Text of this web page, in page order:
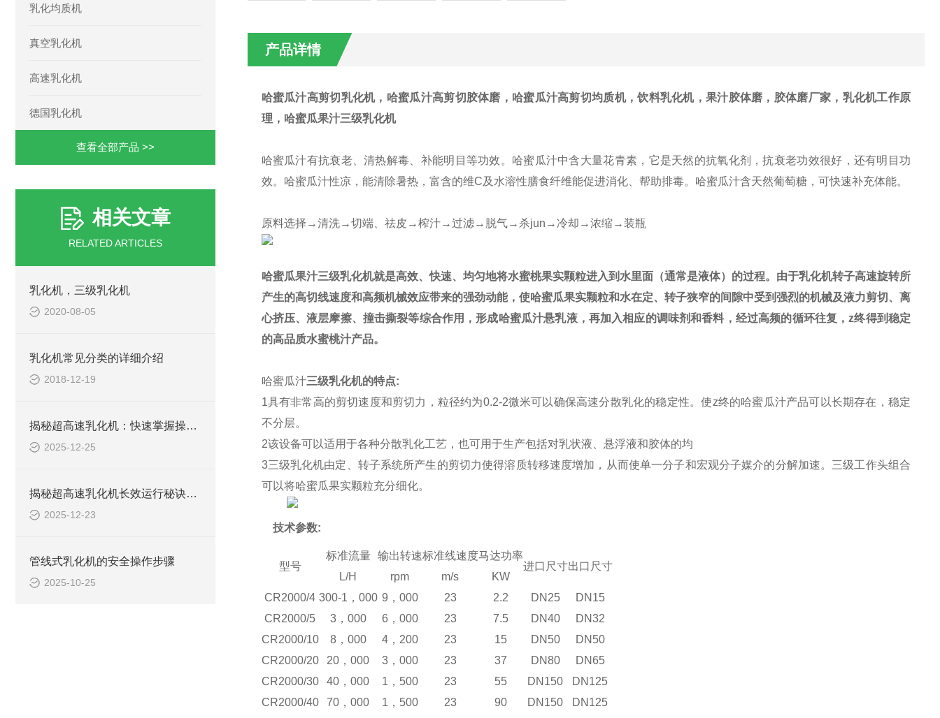
乳化均质机
真空乳化机
高速乳化机
德国乳化机
查看全部产品 >>
相关文章
RELATED ARTICLES
乳化机，三级乳化机
2020-08-05
乳化机常见分类的详细介绍
2018-12-19
揭秘超高速乳化机：快速掌握操作秘籍！
2025-12-25
揭秘超高速乳化机长效运行秘诀：简单保养大不同！
2025-12-23
管线式乳化机的安全操作步骤
2025-10-25
产品详情
哈蜜瓜汁高剪切乳化机， 哈蜜瓜汁高剪切胶体磨， 哈蜜瓜汁高剪切均质机，饮料乳化机，果汁胶体磨，胶体磨厂家，乳化机工作原
理， 哈蜜瓜果汁三级乳化机
哈蜜瓜汁有抗衰老、清热解毒、补能明目等功效。哈蜜瓜汁中含大量花青素，它是天然的抗氧化剂，抗衰老功效很好，还有明目功
效。哈蜜瓜汁性凉，能清除暑热，富含的维C及水溶性膳食纤维能促进消化、帮助排毒。哈蜜瓜汁含天然葡萄糖，可快速补充体能。
原料选择→清洗→切端、祛皮→榨汁→过滤→脱气→杀jun→冷却→浓缩→装瓶
哈蜜瓜果汁三级乳化机就是高效、快速、均匀地将水蜜桃果实颗粒进入到水里面（通常是液体）的过程。由于乳化机转子高速旋转所
产生的高切线速度和高频机械效应带来的强劲动能，使哈蜜瓜果实颗粒和水在定、转子狭窄的间隙中受到强烈的机械及液力剪切、离
心挤压、液层摩擦、撞击撕裂等综合作用，形成哈蜜瓜汁悬乳液，再加入相应的调味剂和香料，经过高频的循环往复，z终得到稳定
的高品质水蜜桃汁产品。
哈蜜瓜汁三级乳化机的特点:
1具有非常高的剪切速度和剪切力，粒径约为0.2-2微米可以确保高速分散乳化的稳定性。使z终的哈蜜瓜汁产品可以长期存在，稳定
不分层。
2该设备可以适用于各种分散乳化工艺，也可用于生产包括对乳状液、悬浮液和胶体的均
3三级乳化机由定、转子系统所产生的剪切力使得溶质转移速度增加，从而使单一分子和宏观分子媒介的分解加速。三级工作头组合
可以将哈蜜瓜果实颗粒充分细化。
技术参数:
型号
标准流量
L/H
输出转速
rpm
标准线速度
m/s
马达功率
KW
进口尺寸出口尺寸
CR2000/4 300-1 ， 000 9 ， 000 23 2.2 DN25
DN15
CR2000/5
3， 000 6 ， 000 23 7.5 DN40
DN32
CR2000/10
8， 000 4， 200 23 15 DN50
DN50
CR2000/20
20 ， 000 3， 000 23 37 DN80
DN65
CR2000/30
40 ， 000 1 ， 500 23 55 DN150
DN125
CR2000/40
70 ， 000 1 ， 500 23 90 DN150 DN125